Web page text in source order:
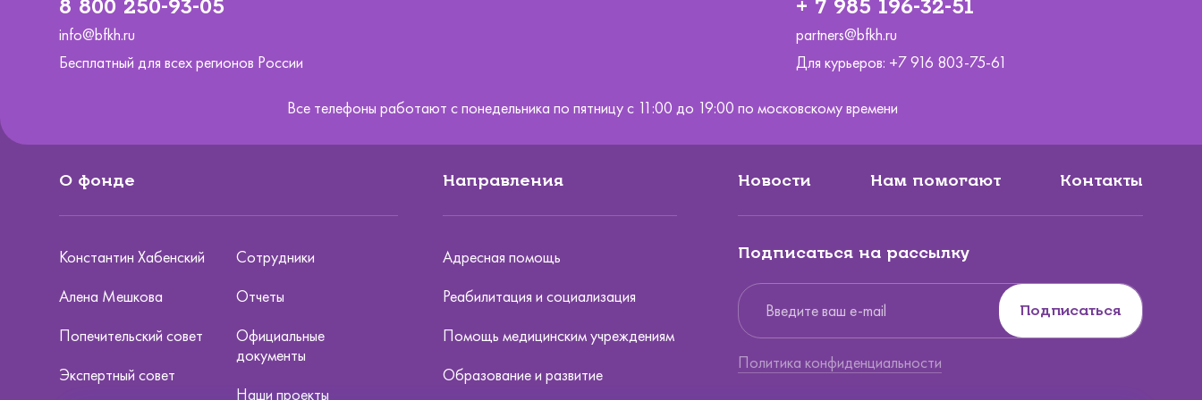
8 800 250-93-05
info@bfkh.ru
Бесплатный для всех регионов России
+ 7 985 196-32-51
partners@bfkh.ru
Для курьеров: +7 916 803-75-61
Все телефоны работают с понедельника по пятницу с 11:00 до 19:00 по московскому времени
О фонде
Константин Хабенский
Алена Мешкова
Попечительский совет
Экспертный совет
Сотрудники
Отчеты
Официальные
документы
Наши проекты
Направления
Адресная помощь
Реабилитация и социализация
Помощь медицинским учреждениям
Образование и развитие
Новости Нам помогают Контакты
Подписаться на рассылку
Подписаться
Политика конфиденциальности